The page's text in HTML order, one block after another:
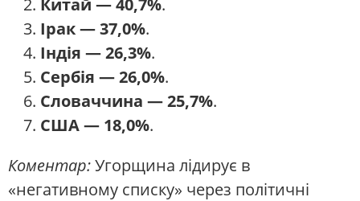
Ірак — 37,0%.
Індія — 26,3%.
Сербія — 26,0%.
Словаччина — 25,7%.
США — 18,0%.
Коментар:Угорщина лідирує в
«негативному списку» через політичні